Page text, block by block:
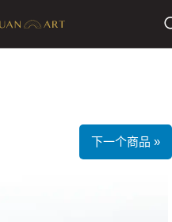
下一个商品 »